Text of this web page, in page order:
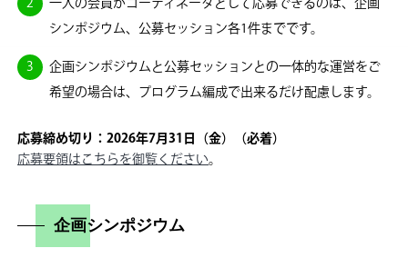
シンポジウム、公募セッション各1件までです。
企画シンポジウムと公募セッションとの一体的な運営をご
希望の場合は、プログラム編成で出来るだけ配慮します。
応募締め切り：2026年7月31日（金）（必着）
応募要領はこちらを御覧ください。
企画シンポジウム